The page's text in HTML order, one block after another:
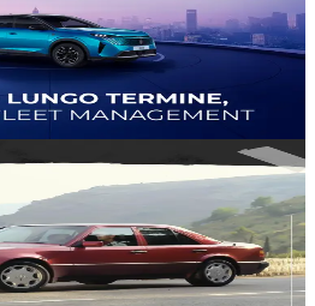
#flotte aziendali
la 'Super Berlina‘ di
usate, vintage car, mercedes,